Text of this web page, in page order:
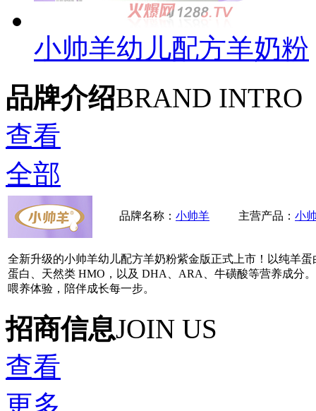
小帅羊幼儿配方羊奶粉
品牌介绍BRAND INTRO
查看
全部
品牌名称： 小帅羊 主营产品： 小
全新升级的小帅羊幼儿配方羊奶粉紫金版正式上市！以纯羊
蛋白、天然类 HMO，以及 DHA、ARA、牛磺酸等营养成分
喂养体验，陪伴成长每一步。
招商信息JOIN US
查看